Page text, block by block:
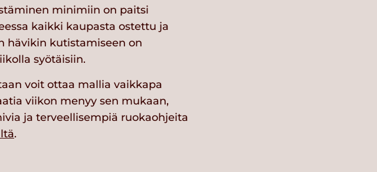
minimiin on paitsi
kaikki kaupasta ostettu ja
hävikin kutistamiseen on
syötäisiin.
voit ottaa mallia vaikkapa
viikon menyy sen mukaan,
ja terveellisempiä ruokaohjeita
.